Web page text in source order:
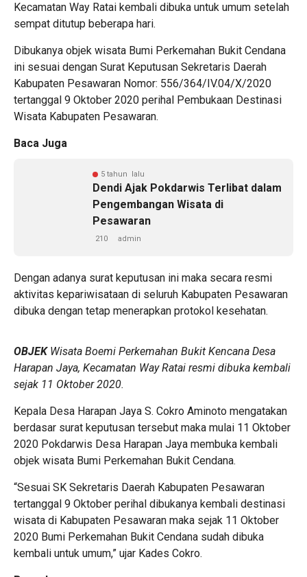
Kecamatan Way Ratai kembali dibuka untuk umum setelah
sempat ditutup beberapa hari.
Dibukanya objek wisata Bumi Perkemahan Bukit Cendana
ini sesuai dengan Surat Keputusan Sekretaris Daerah
Kabupaten Pesawaran Nomor: 556/364/IV.04/X/2020
tertanggal 9 Oktober 2020 perihal Pembukaan Destinasi
Wisata Kabupaten Pesawaran.
Baca Juga
5 tahun lalu
Dendi Ajak Pokdarwis Terlibat dalam
Pengembangan Wisata di
Pesawaran
210 admin
Dengan adanya surat keputusan ini maka secara resmi
aktivitas kepariwisataan di seluruh Kabupaten Pesawaran
dibuka dengan tetap menerapkan protokol kesehatan.
OBJEKWisata Boemi Perkemahan Bukit Kencana Desa
Harapan Jaya, Kecamatan Way Ratai resmi dibuka kembali
sejak 11 Oktober 2020.
Kepala Desa Harapan Jaya S. Cokro Aminoto mengatakan
berdasar surat keputusan tersebut maka mulai 11 Oktober
2020 Pokdarwis Desa Harapan Jaya membuka kembali
objek wisata Bumi Perkemahan Bukit Cendana.
“Sesuai SK Sekretaris Daerah Kabupaten Pesawaran
tertanggal 9 Oktober perihal dibukanya kembali destinasi
wisata di Kabupaten Pesawaran maka sejak 11 Oktober
2020 Bumi Perkemahan Bukit Cendana sudah dibuka
kembali untuk umum,” ujar Kades Cokro.